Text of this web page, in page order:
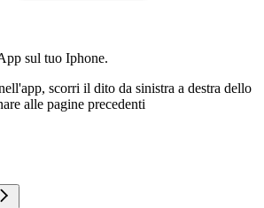
sul tuo Iphone.
scorri il dito da sinistra a destra dello
alle pagine precedenti